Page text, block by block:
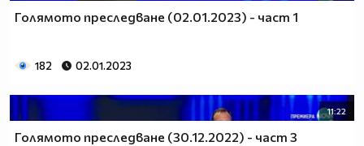
Голямото преследване (02.01.2023) - част 1
182 02.01.2023
11:22
Голямото преследване (30.12.2022) - част 3